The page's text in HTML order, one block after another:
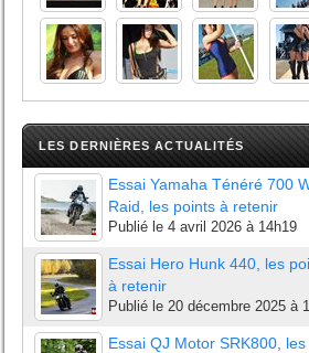
LES DERNIÈRES ACTUALITÉS
Essai Yamaha Ténéré 700
Raid, les points à retenir
Publié le 4 avril 2026 à 14h19
Essai Hero Hunk 440, les
à retenir
Publié le 20 décembre 2025 à
Essai QJ Motor SRK800, les